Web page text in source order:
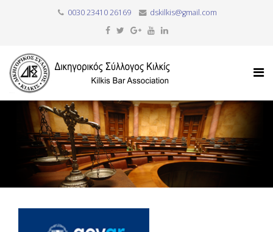
0030 23410 26169 dskilkis@gmail.com